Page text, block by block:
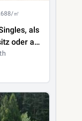
㎡
als
oder als
-
28 m²